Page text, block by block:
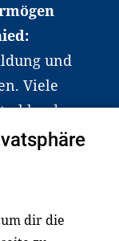
und
Viele
dabei.
wir eng
dir die